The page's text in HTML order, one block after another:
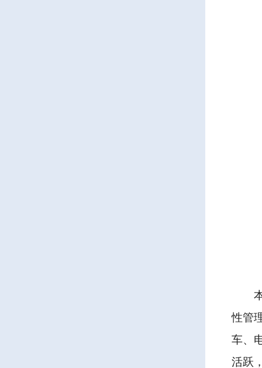
性管
车、
活跃